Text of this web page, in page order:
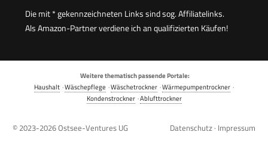
Die mit * gekennzeichneten Links sind sog. Affiliatelinks.
Als Amazon-Partner verdiene ich an qualifizierten Käufen!
Weitere thematisch passende Portale:
Haushalt ·Wäschepflege ·Wäschetrockner ·Wärmepumpentrockner ·
Kondenstrockner·Ablufttrockner
© 2023-2026Ostsee-Ventures UG Datenschutz · Impressum